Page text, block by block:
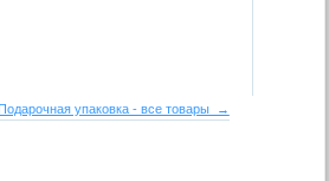
Подарочная упаковка - все товары →